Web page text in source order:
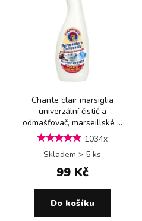
Chante clair marsiglia
univerzální čistič a
odmašťovač, marseillské ...
1034x
Skladem > 5 ks
99 Kč
Do košíku